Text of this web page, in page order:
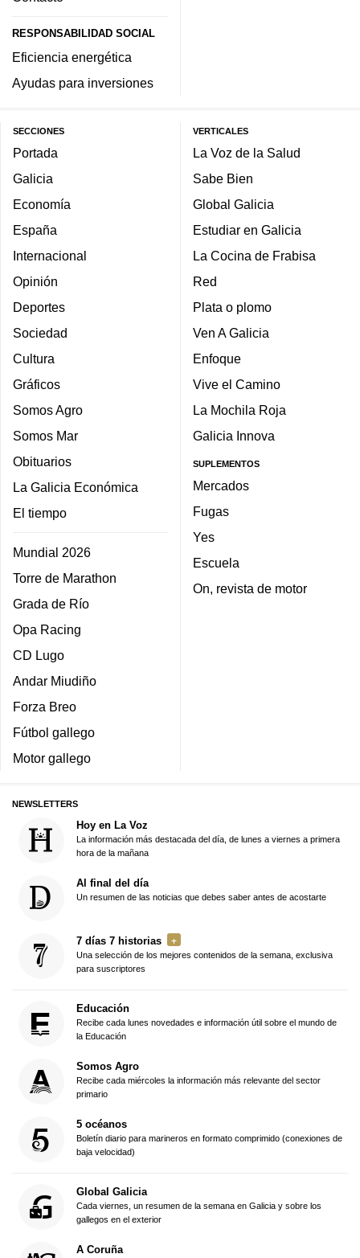
RESPONSABILIDAD SOCIAL
Eficiencia energética
Ayudas para inversiones
SECCIONES
Portada
Galicia
Economía
España
Internacional
Opinión
Deportes
Sociedad
Cultura
Gráficos
Somos Agro
Somos Mar
Obituarios
La Galicia Económica
El tiempo
Mundial 2026
Torre de Marathon
Grada de Río
Opa Racing
CD Lugo
Andar Miudiño
Forza Breo
Fútbol gallego
Motor gallego
VERTICALES
La Voz de la Salud
Sabe Bien
Global Galicia
Estudiar en Galicia
La Cocina de Frabisa
Red
Plata o plomo
Ven A Galicia
Enfoque
Vive el Camino
La Mochila Roja
Galicia Innova
SUPLEMENTOS
Mercados
Fugas
Yes
Escuela
On, revista de motor
NEWSLETTERS
Hoy en La Voz
La información más destacada del día, de lunes a viernes a primera
hora de la mañana
Al final del día
Un resumen de las noticias que debes saber antes de acostarte
7 días 7 historias
Una selección de los mejores contenidos de la semana, exclusiva
para suscriptores
Educación
Recibe cada lunes novedades e información útil sobre el mundo de
la Educación
Somos Agro
Recibe cada miércoles la información más relevante del sector
primario
5 océanos
Boletín diario para marineros en formato comprimido (conexiones de
baja velocidad)
Global Galicia
Cada viernes, un resumen de la semana en Galicia y sobre los
gallegos en el exterior
A Coruña